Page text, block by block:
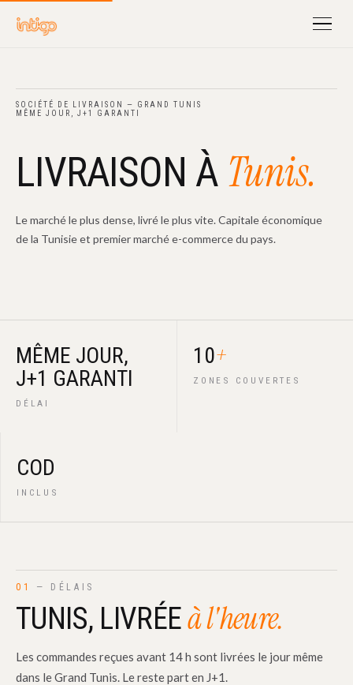
SOCIÉTÉ DE LIVRAISON — GRAND TUNIS
MÊME JOUR, J+1 GARANTI
LIVRAISON À Tunis.
Le marché le plus dense, livré le plus vite. Capitale économique
de la Tunisie et premier marché e-commerce du pays.
MÊME JOUR,
J+1 GARANTI
DÉLAI
10+
ZONES COUVERTES
COD
INCLUS
01 — DÉLAIS
TUNIS, LIVRÉEà l'heure.
Les commandes reçues avant 14 h sont livrées le jour même
dans le Grand Tunis. Le reste part en J+1.